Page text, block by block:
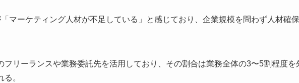
マーケティング人材が不足している」と感じており、企業規模を問わず人材確
フリーランスや業務委託先を活用しており、その割合は業務全体の3〜5割程度を
。